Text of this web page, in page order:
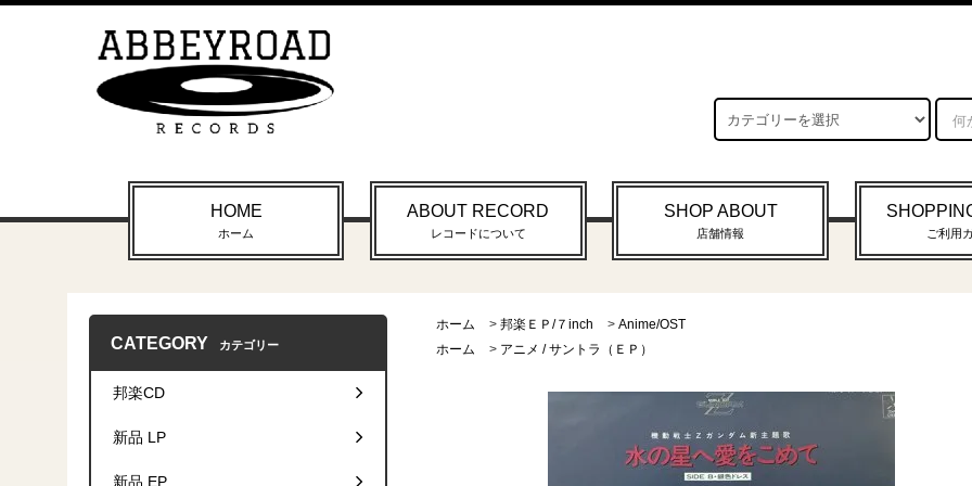
HOME
ホーム
ABOUT RECORD
レコードについて
SHOP ABOUT
店舗情報 ご利用
ホーム > 邦楽ＥＰ/７inch > Anime/OST
ホーム
> アニメ / サントラ（ＥＰ）
CATEGORY カテゴリー
邦楽CD
新品 LP
新品 EP